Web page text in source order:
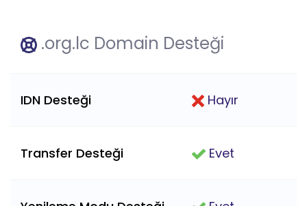
.org.lc Domain Desteği
IDN Desteği Hayır
Transfer Desteği Evet